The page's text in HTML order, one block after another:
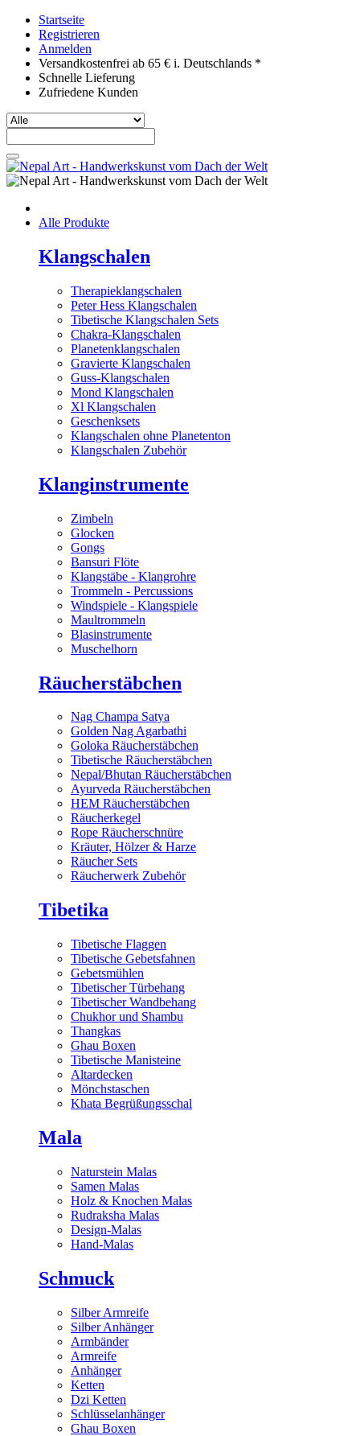
Startseite
Registrieren
Anmelden
Versandkostenfrei ab 65 € i. Deutschlands *
Schnelle Lieferung
Zufriedene Kunden
Alle Produkte
Klangschalen
Therapieklangschalen
Peter Hess Klangschalen
Tibetische Klangschalen Sets
Chakra-Klangschalen
Planetenklangschalen
Gravierte Klangschalen
Guss-Klangschalen
Mond Klangschalen
Xl Klangschalen
Geschenksets
Klangschalen ohne Planetenton
Klangschalen Zubehör
Klanginstrumente
Zimbeln
Glocken
Gongs
Bansuri Flöte
Klangstäbe - Klangrohre
Trommeln - Percussions
Windspiele - Klangspiele
Maultrommeln
Blasinstrumente
Muschelhorn
Räucherstäbchen
Nag Champa Satya
Golden Nag Agarbathi
Goloka Räucherstäbchen
Tibetische Räucherstäbchen
Nepal/Bhutan Räucherstäbchen
Ayurveda Räucherstäbchen
HEM Räucherstäbchen
Räucherkegel
Rope Räucherschnüre
Kräuter, Hölzer & Harze
Räucher Sets
Räucherwerk Zubehör
Tibetika
Tibetische Flaggen
Tibetische Gebetsfahnen
Gebetsmühlen
Tibetischer Türbehang
Tibetischer Wandbehang
Chukhor und Shambu
Thangkas
Ghau Boxen
Tibetische Manisteine
Altardecken
Mönchstaschen
Khata Begrüßungsschal
Mala
Naturstein Malas
Samen Malas
Holz & Knochen Malas
Rudraksha Malas
Design-Malas
Hand-Malas
Schmuck
Silber Armreife
Silber Anhänger
Armbänder
Armreife
Anhänger
Ketten
Dzi Ketten
Schlüsselanhänger
Ghau Boxen